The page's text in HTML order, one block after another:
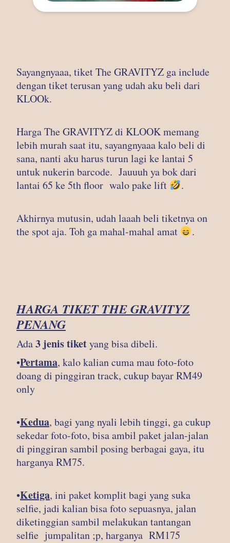
Sayangnyaaa, tiket The GRAVITYZ ga include
dengan tiket terusan yang udah aku beli dari
KLOOk.
Harga The GRAVITYZ di KLOOK memang
lebih murah saat itu, sayangnyaaa kalo beli di
sana, nanti aku harus turun lagi ke lantai 5
untuk nukerin barcode. Jauuuh ya bok dari
lantai 65 ke 5th floor walo pake lift
.
Akhirnya mutusin, udah laaah beli tiketnya on
the spot aja. Toh ga mahal-mahal amat
.
HARGA TIKET THE GRAVITYZ
PENANG
Ada3 jenis tiketyang bisa dibeli.
•Pertama, kalo kalian cuma mau foto-foto
doang di pinggiran track, cukup bayar RM49
only
•Kedua, bagi yang nyali lebih tinggi, ga cukup
sekedar foto-foto, bisa ambil paket jalan-jalan
di pinggiran sambil posing berbagai gaya, itu
harganya RM75.
•Ketiga, ini paket komplit bagi yang suka
selfie, jadi kalian bisa foto sepuasnya, jalan
diketinggian sambil melakukan tantangan
selfie jumpalitan ;p, harganya RM175